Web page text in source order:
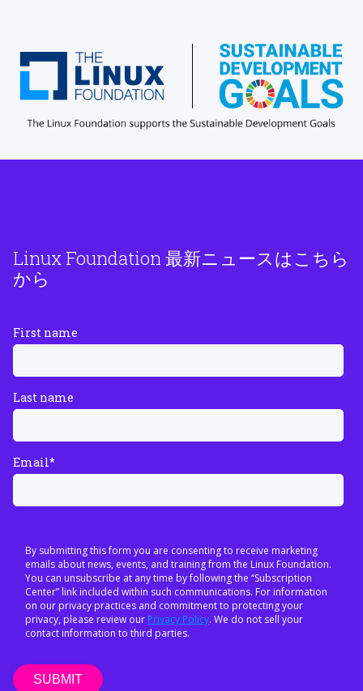
Linux Foundation 最新ニュースはこちら
から
First name
Last name
Email*
By submitting this form you are consenting to receive marketing
emails about news, events, and training from the Linux Foundation.
You can unsubscribe at any time by following the “Subscription
Center” link included within such communications. For information
on our privacy practices and commitment to protecting your
privacy, please review our Privacy Policy. We do not sell your
contact information to third parties.